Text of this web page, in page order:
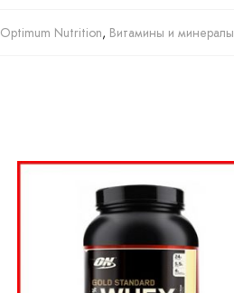
Optimum Nutrition, Витамины и минералы